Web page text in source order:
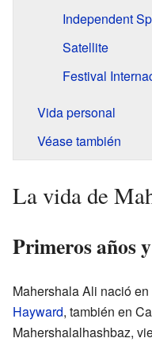
Independent
Satellite
Festival
Vida personal
Véase también
La vida de
Primeros años
Mahershala Ali nació
Hayward, también en
Mahershalalhashbaz,